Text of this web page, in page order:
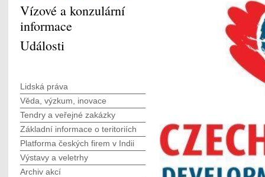
Vízové a konzulární
informace
Události
Lidská práva
Věda, výzkum, inovace
Tendry a veřejné zakázky
Základní informace o teritoriích
Platforma českých firem v Indii
Výstavy a veletrhy
Archiv akcí